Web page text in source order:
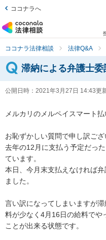
ココナラへ
ココナラ法律相談 法律Q&A
滞納による弁護士
公開日時： 2021年3月27日 14:43更
メルカリのメルペイスマート払
お恥ずかしい質問で申し訳ござ
去年の12月に支払う予定だっ
ています。
本日、今月末支払えなければ
ました。
言い訳になってしまいますが
料が少なく4月16日の給料でや
ことが出来る状態です。